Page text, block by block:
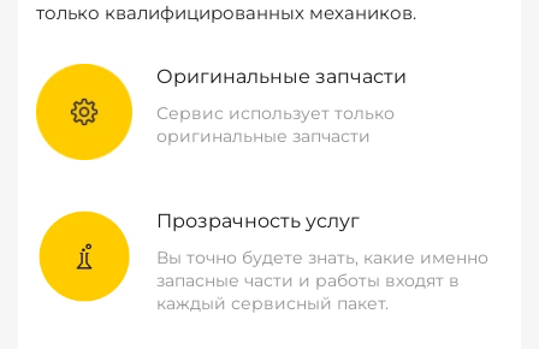
только квалифицированных механиков.
Оригинальные запчасти
Сервис использует только
оригинальные запчасти
Прозрачность услуг
Вы точно будете знать, какие именно
запасные части и работы входят в
каждый сервисный пакет.